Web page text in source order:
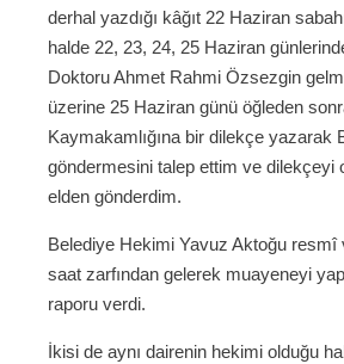
derhal yazdığı kâğıt 22 Haziran
halde 22, 23, 24, 25 Haziran
Doktoru Ahmet Rahmi Özsezgin
üzerine 25 Haziran günü öğleden
Kaymakamlığına bir dilekçe yazarak
göndermesini talep ettim ve dilekçeyi
elden gönderdim.
Belediye Hekimi Yavuz Aktoğu resmî
saat zarfından gelerek muayeneyi
raporu verdi.
İkisi de aynı dairenin hekimi olduğu